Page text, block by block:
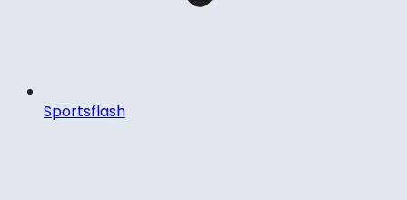
Sportsflash